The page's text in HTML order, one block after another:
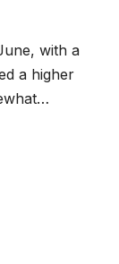
with a
a higher